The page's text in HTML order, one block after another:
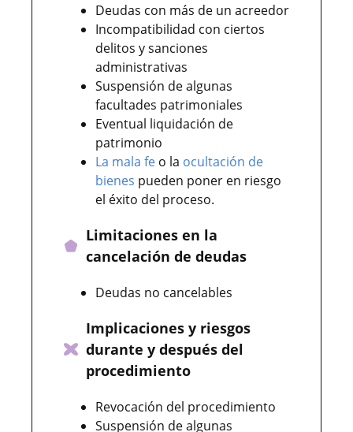
Deudas con más de un acreedor
Incompatibilidad con ciertos
delitos y sanciones
administrativas
Suspensión de algunas
facultades patrimoniales
Eventual liquidación de
patrimonio
La mala fe o la ocultación de
bienes pueden poner en riesgo
el éxito del proceso.
Limitaciones en la
cancelación de deudas
Deudas no cancelables
Implicaciones y riesgos
durante y después del
procedimiento
Revocación del procedimiento
Suspensión de algunas